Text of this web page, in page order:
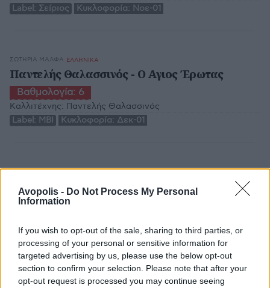
Avopolis - Do Not Process My Personal
Information
If you wish to opt-out of the sale, sharing to third parties, or
processing of your personal or sensitive information for
targeted advertising by us, please use the below opt-out
section to confirm your selection. Please note that after your
opt-out request is processed you may continue seeing
Label: Σείριος Κυκλοφορία: Νοε-01
ΣΩΤΗΡΊΑ ΜΆΛΦΑ ΕΛΛΗΝΙΚΑ
Παντελής Θαλασσινός - Ο Αγιος Έρωτας
Βαθμολογία: 6
Καλλιτέχνης: Παντελής Θαλασσινός
Label: MBI Κυκλοφορία: Δεκ-01
ΣΩΤΗΡΊΑ ΜΆΛΦΑ ΕΛΛΗΝΙΚΑ
O.S.T. - Το Κλάμα Βγήκε Απ' Τον Παράδεισο
Βαθμολογία:
Label: Sony / Heaven Κυκλοφορία: Νοε-01
ΓΙΏΡΓΟΣ ΔΗΜΗΤΡΑΚΌΠΟΥΛΟΣ ΕΛΛΗΝΙΚΑ